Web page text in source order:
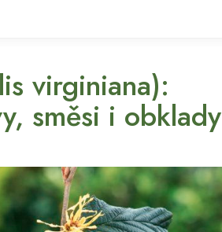
virginiana):
směsi i obklady